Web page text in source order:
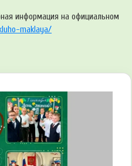
информация на официальном
maklaya/